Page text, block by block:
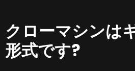
クローマシンは
形式です?